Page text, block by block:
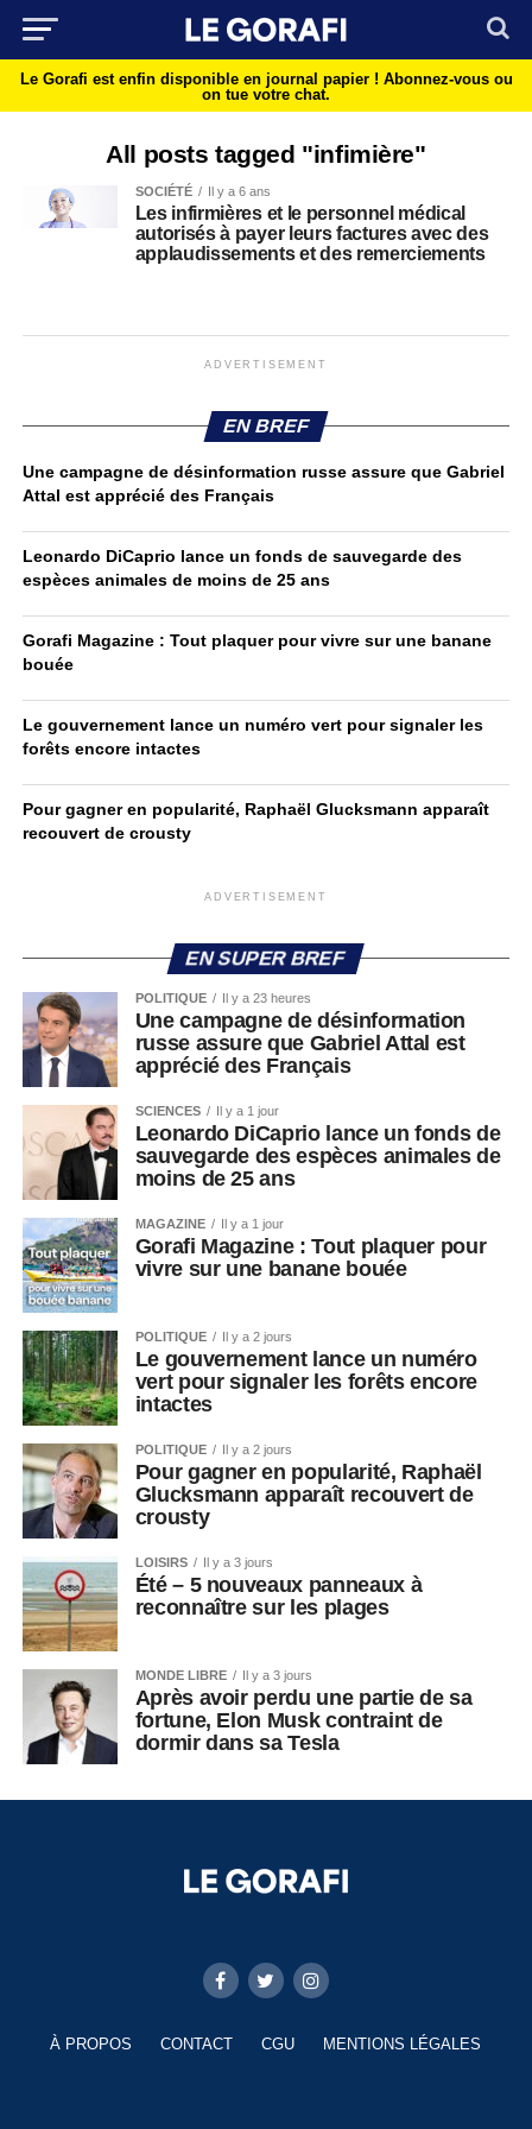
Le Gorafi est enfin disponible en journal papier ! Abonnez-vous ou
on tue votre chat.
All posts tagged "infimière"
SOCIÉTÉ Il y a 6 ans
Les infirmières et le personnel médical
autorisés à payer leurs factures avec des
applaudissements et des remerciements
ADVERTISEMENT
EN BREF
Une campagne de désinformation russe assure que Gabriel
Attal est apprécié des Français
Leonardo DiCaprio lance un fonds de sauvegarde des
espèces animales de moins de 25 ans
Gorafi Magazine : Tout plaquer pour vivre sur une banane
bouée
Le gouvernement lance un numéro vert pour signaler les
forêts encore intactes
Pour gagner en popularité, Raphaël Glucksmann apparaît
recouvert de crousty
ADVERTISEMENT
EN SUPER BREF
POLITIQUE Il y a 23 heures
Une campagne de désinformation
russe assure que Gabriel Attal est
apprécié des Français
SCIENCES Il y a 1 jour
Leonardo DiCaprio lance un fonds de
sauvegarde des espèces animales de
moins de 25 ans
MAGAZINE Il y a 1 jour
Gorafi Magazine : Tout plaquer pour
vivre sur une banane bouée
POLITIQUE Il y a 2 jours
Le gouvernement lance un numéro
vert pour signaler les forêts encore
intactes
POLITIQUE Il y a 2 jours
Pour gagner en popularité, Raphaël
Glucksmann apparaît recouvert de
crousty
LOISIRS Il y a 3 jours
Été – 5 nouveaux panneaux à
reconnaître sur les plages
MONDE LIBRE Il y a 3 jours
Après avoir perdu une partie de sa
fortune, Elon Musk contraint de
dormir dans sa Tesla
À PROPOS CONTACT CGU MENTIONS LÉGALES